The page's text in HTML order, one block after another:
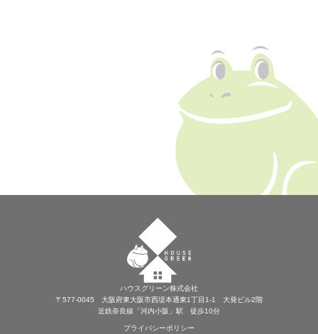
ハウスグリーン株式会社
〒577-0045 大阪府東大阪市西堤本通東1丁目1-1 大発ビル2階
近鉄奈良線「河内小阪」駅 徒歩10分
プライバシーポリシー